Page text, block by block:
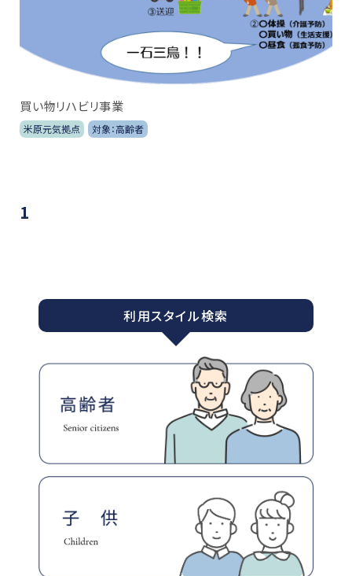
利用スタイル検索
買い物リハビリ事業
米原元気拠点 対象：高齢者
1